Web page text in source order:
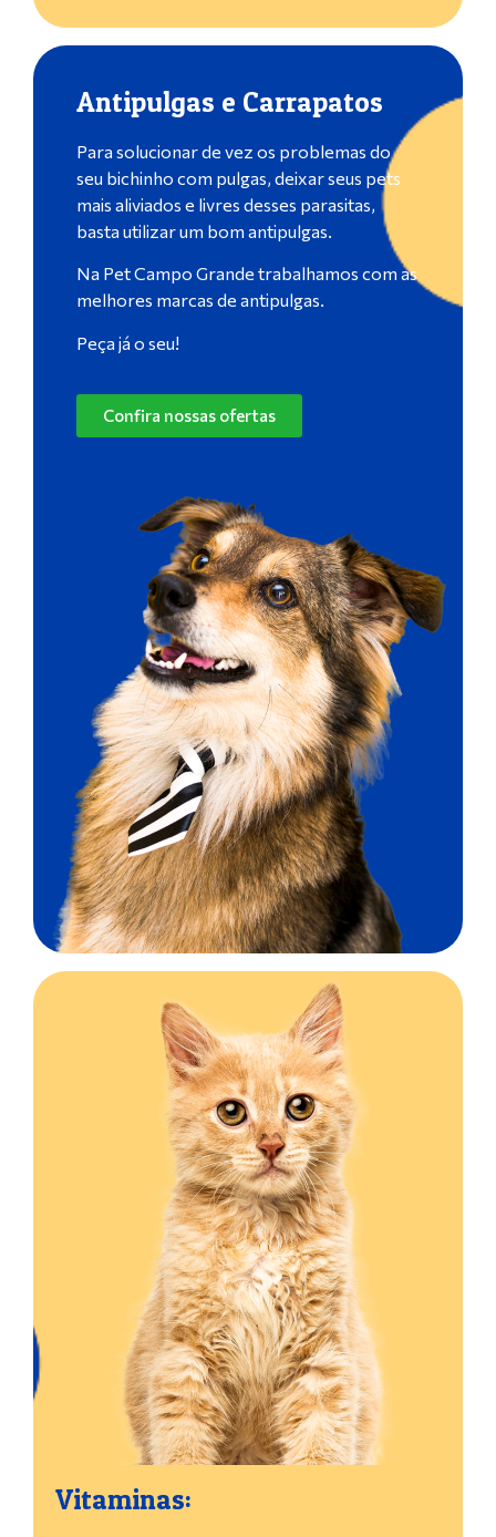
Antipulgas e Carrapatos
Para solucionar de vez os problemas do
seu bichinho com pulgas, deixar seus pets
mais aliviados e livres desses parasitas,
basta utilizar um bom antipulgas.
Na Pet Campo Grande trabalhamos com as
melhores marcas de antipulgas.
Peça já o seu!
Confira nossas ofertas
Vitaminas: